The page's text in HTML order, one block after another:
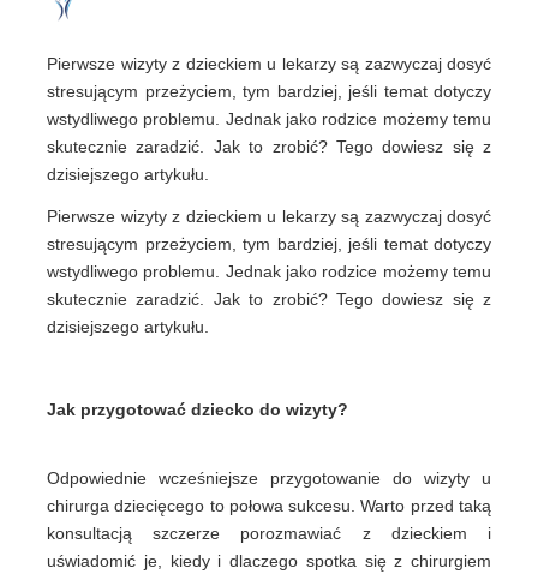
Pierwsze wizyty z dzieckiem u lekarzy są zazwyczaj dosyć
stresującym przeżyciem, tym bardziej, jeśli temat dotyczy
wstydliwego problemu. Jednak jako rodzice możemy temu
skutecznie zaradzić. Jak to zrobić? Tego dowiesz się z
dzisiejszego artykułu.
Pierwsze wizyty z dzieckiem u lekarzy są zazwyczaj dosyć
stresującym przeżyciem, tym bardziej, jeśli temat dotyczy
wstydliwego problemu. Jednak jako rodzice możemy temu
skutecznie zaradzić. Jak to zrobić? Tego dowiesz się z
dzisiejszego artykułu.
Jak przygotować dziecko do wizyty?
Odpowiednie wcześniejsze przygotowanie do wizyty u
chirurga dziecięcego to połowa sukcesu. Warto przed taką
konsultacją szczerze porozmawiać z dzieckiem i
uświadomić je, kiedy i dlaczego spotka się z chirurgiem